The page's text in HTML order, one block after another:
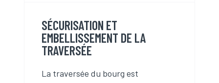
SÉCURISATION ET
EMBELLISSEMENT DE LA
TRAVERSÉE
La traversée du bourg est